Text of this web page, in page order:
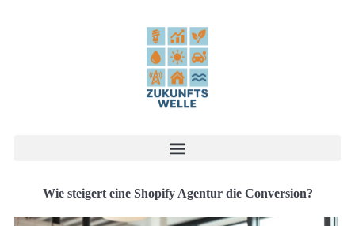
Wie steigert eine Shopify Agentur die Conversion?